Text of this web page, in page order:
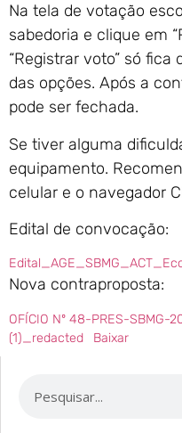
Na tela de votação
sabedoria e clique em
“Registrar voto” só
das opções. Após a
pode ser fechada.
Se tiver alguma
equipamento.
celular e o navegador
Edital de convocação:
Nova contraproposta:
OFÍCIO Nº 48-PRES-SBMG-
(1)_redacted
Baixar